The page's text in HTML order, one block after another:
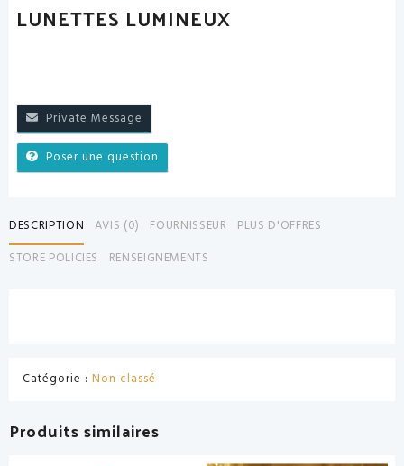
LUNETTES LUMINEUX
Private Message
Poser une question
DESCRIPTION AVIS (0) FOURNISSEUR
PLUS D'OFFRES
STORE POLICIES
RENSEIGNEMENTS
Catégorie : Non classé
Produits similaires